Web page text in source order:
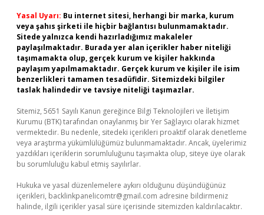
Yasal Uyarı: Bu internet sitesi, herhangi bir marka, kurum
veya şahıs şirketi ile hiçbir bağlantısı bulunmamaktadır.
Sitede yalnızca kendi hazırladığımız makaleler
paylaşılmaktadır. Burada yer alan içerikler haber niteliği
taşımamakta olup, gerçek kurum ve kişiler hakkında
paylaşım yapılmamaktadır. Gerçek kurum ve kişiler ile isim
benzerlikleri tamamen tesadüfidir. Sitemizdeki bilgiler
taslak halindedir ve tavsiye niteliği taşımazlar.
Sitemiz, 5651 Sayılı Kanun gereğince Bilgi Teknolojileri ve İletişim
Kurumu (BTK) tarafından onaylanmış bir Yer Sağlayıcı olarak hizmet
vermektedir. Bu nedenle, sitedeki içerikleri proaktif olarak denetleme
veya araştırma yükümlülüğümüz bulunmamaktadır. Ancak, üyelerimiz
yazdıkları içeriklerin sorumluluğunu taşımakta olup, siteye üye olarak
bu sorumluluğu kabul etmiş sayılırlar.
Hukuka ve yasal düzenlemelere aykırı olduğunu düşündüğünüz
içerikleri, backlinkpanelicomtr@gmail.com adresine bildirmeniz
halinde, ilgili içerikler yasal süre içerisinde sitemizden kaldırılacaktır.